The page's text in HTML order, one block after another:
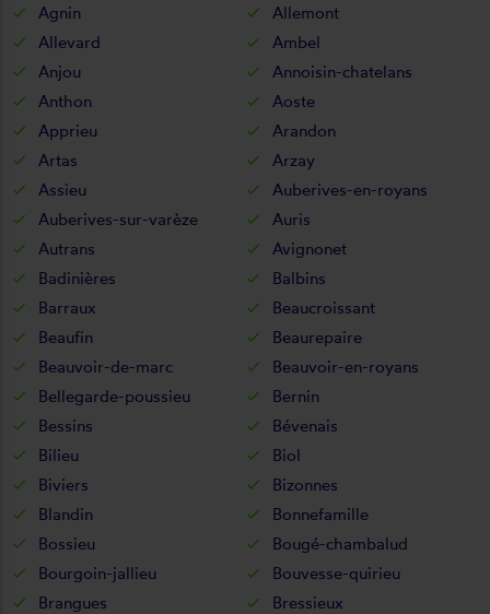
Agnin
Allemont
Allevard
Ambel
Anjou
Annoisin-chatelans
Anthon
Aoste
Apprieu
Arandon
Artas
Arzay
Assieu
Auberives-en-royans
Auberives-sur-varèze
Auris
Autrans
Avignonet
Badinières
Balbins
Barraux
Beaucroissant
Beaufin
Beaurepaire
Beauvoir-de-marc
Beauvoir-en-royans
Bellegarde-poussieu
Bernin
Bessins
Bévenais
Bilieu
Biol
Biviers
Bizonnes
Blandin
Bonnefamille
Bossieu
Bougé-chambalud
Bourgoin-jallieu
Bouvesse-quirieu
Brangues
Bressieux